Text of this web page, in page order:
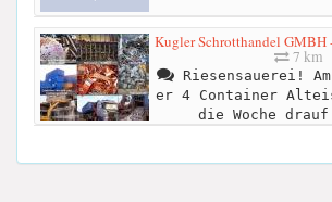
Kugler Schrotthandel GMBH
7 km
Riesensauerei!
er 4 Container
die Woche